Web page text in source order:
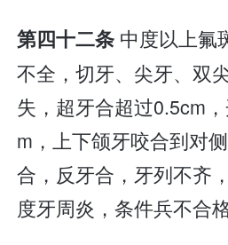
第四十二条 中度以上氟
不全，切牙、尖牙、双
失，超牙合超过0.5cm
m，上下颌牙咬合到对
合，反牙合，牙列不齐
度牙周炎，条件兵不合格